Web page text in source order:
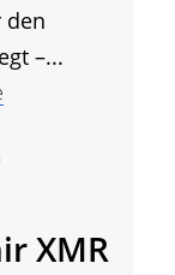
den
–...
XMR